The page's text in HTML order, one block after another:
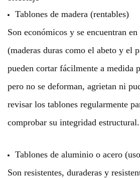
Tablones de madera (rentables)
Son económicos y se encuentran en
(maderas duras como el abeto y el
pueden cortar fácilmente a medida
pero no se deforman, agrietan ni
revisar los tablones regularmente
comprobar su integridad estructural.
Tablones de aluminio o acero
Son resistentes, duraderas y